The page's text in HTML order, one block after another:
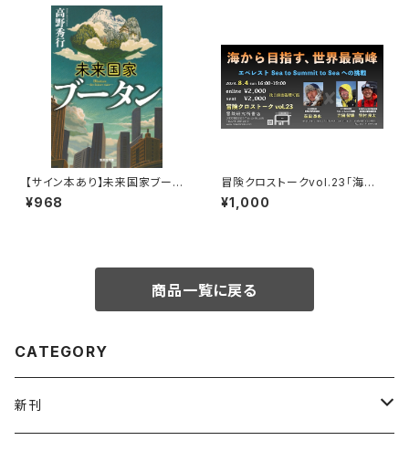
【サイン本あり】未来国家ブータ
ン
¥968
冒険クロストークvol.23「海か
ら目指す、世界最高峰」録画視聴
権
¥1,000
商品一覧に戻る
CATEGORY
新刊